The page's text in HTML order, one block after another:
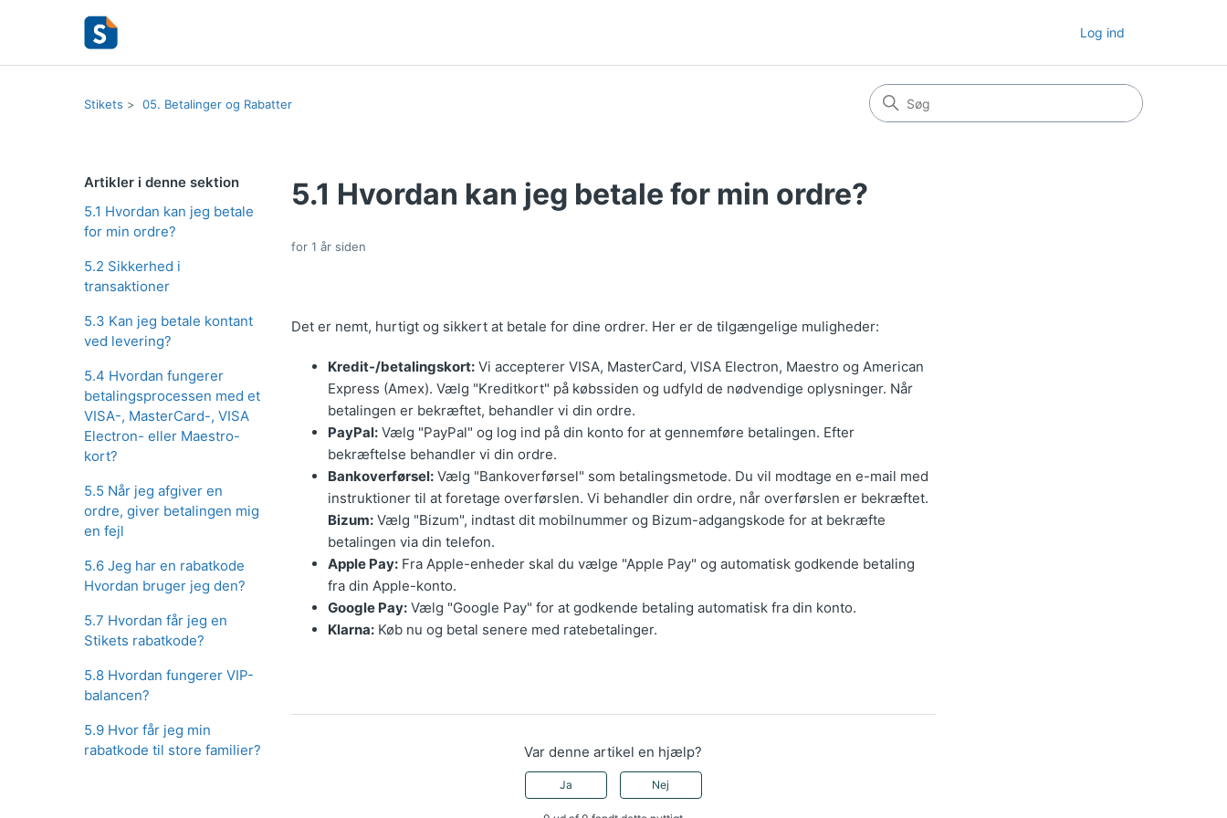
Log ind
Stikets 05. Betalinger og Rabatter
Artikler i denne sektion
5.1 Hvordan kan jeg betale
for min ordre?
5.2 Sikkerhed i
transaktioner
5.3 Kan jeg betale kontant
ved levering?
5.4 Hvordan fungerer
betalingsprocessen med et
VISA-, MasterCard-, VISA
Electron- eller Maestro-
kort?
5.5 Når jeg afgiver en
ordre, giver betalingen mig
en fejl
5.6 Jeg har en rabatkode
Hvordan bruger jeg den?
5.7 Hvordan får jeg en
Stikets rabatkode?
5.8 Hvordan fungerer VIP-
balancen?
5.9 Hvor får jeg min
rabatkode til store familier?
5.1 Hvordan kan jeg betale for min ordre?
for 1 år siden
Det er nemt, hurtigt og sikkert at betale for dine ordrer. Her er de tilgængelige muligheder:
Kredit-/betalingskort: Vi accepterer VISA, MasterCard, VISA Electron, Maestro og American
Express (Amex). Vælg "Kreditkort" på købssiden og udfyld de nødvendige oplysninger. Når
betalingen er bekræftet, behandler vi din ordre.
PayPal: Vælg "PayPal" og log ind på din konto for at gennemføre betalingen. Efter
bekræftelse behandler vi din ordre.
Bankoverførsel: Vælg "Bankoverførsel" som betalingsmetode. Du vil modtage en e-mail med
instruktioner til at foretage overførslen. Vi behandler din ordre, når overførslen er bekræftet.
Bizum: Vælg "Bizum", indtast dit mobilnummer og Bizum-adgangskode for at bekræfte
betalingen via din telefon.
Apple Pay: Fra Apple-enheder skal du vælge "Apple Pay" og automatisk godkende betaling
fra din Apple-konto.
Google Pay: Vælg "Google Pay" for at godkende betaling automatisk fra din konto.
Klarna: Køb nu og betal senere med ratebetalinger.
Var denne artikel en hjælp?
Ja Nej